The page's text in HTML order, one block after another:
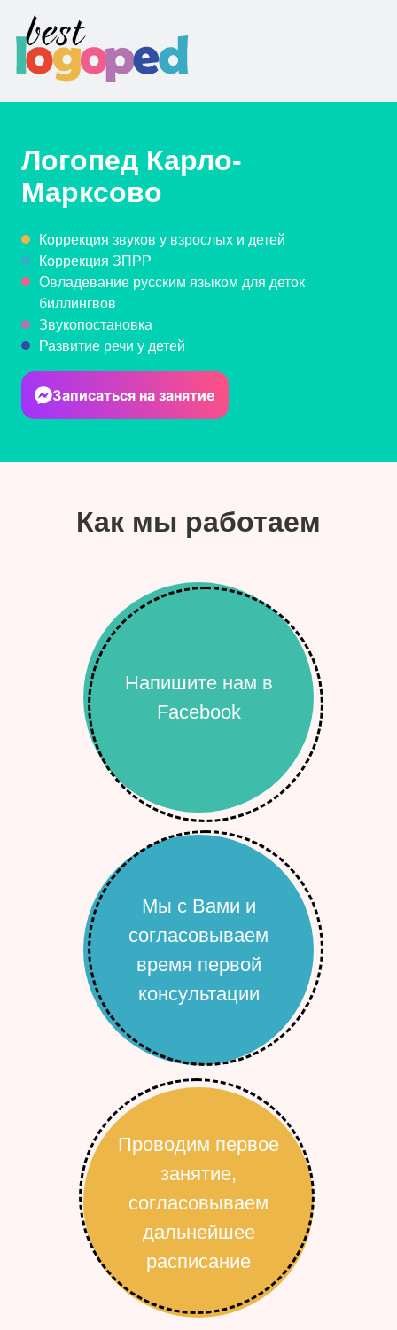
Логопед Карло-
Марксово
Коррекция звуков у взрослых и детей
Коррекция ЗПРР
Овладевание русским языком для деток
биллингвов
Звукопостановка
Развитие речи у детей
Записаться на занятие
Как мы работаем
Напишите нам в
Facebook
Мы с Вами и
согласовываем
время первой
консультации
Проводим первое
занятие,
согласовываем
дальнейшее
расписание